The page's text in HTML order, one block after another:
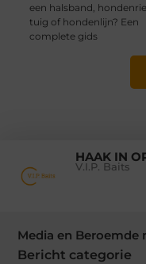
een halsband,
tuig of hondenlijn? Een
complete gids
HAAK IN
V.I.P. Baits
Media en Beroemde
Bericht categorie